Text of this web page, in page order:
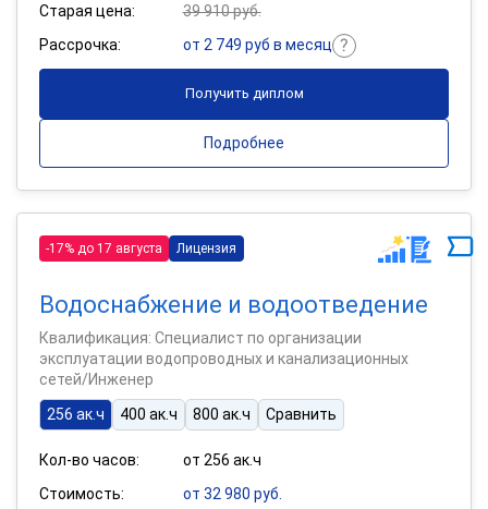
Старая цена:
39 910 руб.
Рассрочка:
от 2 749 руб в месяц
Получить диплом
Подробнее
-17% до 17 августа Лицензия
Водоснабжение и водоотведение
Квалификация: Специалист по организации
эксплуатации водопроводных и канализационных
сетей/Инженер
256 ак.ч
400 ак.ч 800 ак.ч Сравнить
Кол-во часов:
от 256 ак.ч
Стоимость:
от 32 980 руб.